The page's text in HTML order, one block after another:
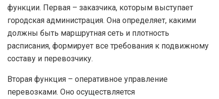
функции. Первая – заказчика, которым выступает
городская администрация. Она определяет, какими
должны быть маршрутная сеть и плотность
расписания, формирует все требования к подвижному
составу и перевозчику.
Вторая функция – оперативное управление
перевозками. Оно осуществляется